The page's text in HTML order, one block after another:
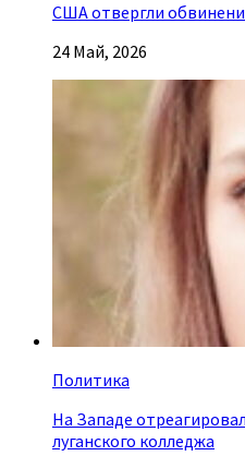
США отвергли
24 Май, 2026
Политика
На Западе
луганского колледжа